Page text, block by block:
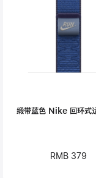
缎带蓝色 Nike 回环式
RMB 379